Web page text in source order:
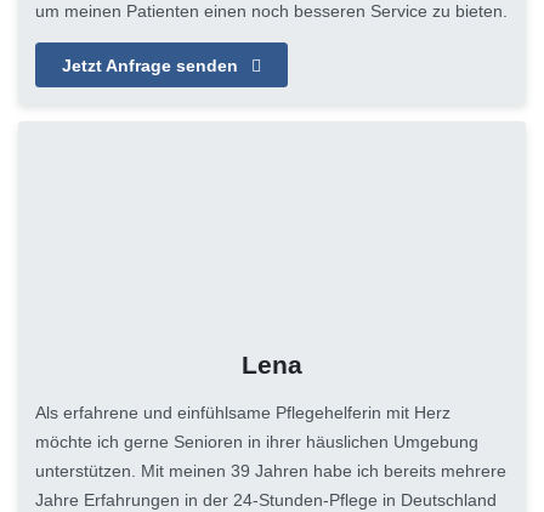
um meinen Patienten einen noch besseren Service zu bieten.
Jetzt Anfrage senden
Lena
Als erfahrene und einfühlsame Pflegehelferin mit Herz
möchte ich gerne Senioren in ihrer häuslichen Umgebung
unterstützen. Mit meinen 39 Jahren habe ich bereits mehrere
Jahre Erfahrungen in der 24-Stunden-Pflege in Deutschland